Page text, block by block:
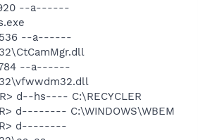
--a------
--a------
--a------
d--hs---- C:\RECYCLER
d-------- C:\WINDOWS\WBEM
d--------